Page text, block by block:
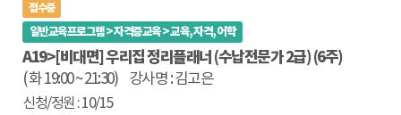
접수중
일반교육프로그램 > 자격증교육 > 교육, 자격, 어학
A19>[비대면] 우리집 정리플래너 (수납전문가 2급) (6주)
( 화 19:00 ~ 21:30)
강사명 : 김고은
10/15